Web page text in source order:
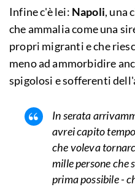
Infine c'è lei: Napoli, una
che ammalia come una
propri migranti e che
meno ad ammorbidire
spigolosi e sofferenti
In serata
avrei capito
che voleva
mille persone che
prima possibile -